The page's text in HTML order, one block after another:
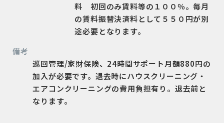
料 初回のみ賃料等の１００％。毎月
の賃料振替決済料として５５０円が別
途必要となります。
備考
巡回管理/家財保険、24時間サポート月額880円の
加入が必要です。退去時にハウスクリーニング・
エアコンクリーニングの費用負担有り。退去前と
なります。